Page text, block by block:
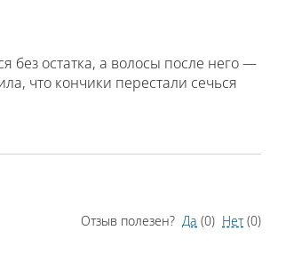
без остатка, а волосы после него —
что кончики перестали сечься
Отзыв полезен? Да (0) Нет (0)